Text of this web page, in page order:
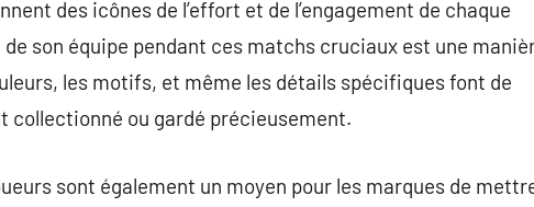
des icônes de l’effort et de l’engagement de chaque
son équipe pendant ces matchs cruciaux est une
les motifs, et même les détails spécifiques font de
collectionné ou gardé précieusement.
sont également un moyen pour les marques de